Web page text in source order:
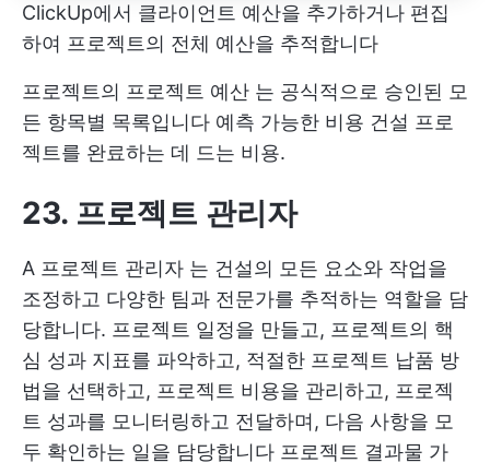
ClickUp에서 클라이언트 예산을 추가하거나 편집
하여 프로젝트의 전체 예산을 추적합니다
프로젝트의 프로젝트 예산 는 공식적으로 승인된 모
든 항목별 목록입니다 예측 가능한 비용 건설 프로
젝트를 완료하는 데 드는 비용.
23. 프로젝트 관리자
A 프로젝트 관리자 는 건설의 모든 요소와 작업을
조정하고 다양한 팀과 전문가를 추적하는 역할을 담
당합니다. 프로젝트 일정을 만들고, 프로젝트의 핵
심 성과 지표를 파악하고, 적절한 프로젝트 납품 방
법을 선택하고, 프로젝트 비용을 관리하고, 프로젝
트 성과를 모니터링하고 전달하며, 다음 사항을 모
두 확인하는 일을 담당합니다 프로젝트 결과물 가